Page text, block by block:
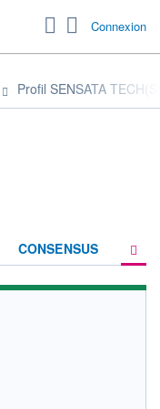
Connexion
Profil SENSATA
CONSENSUS